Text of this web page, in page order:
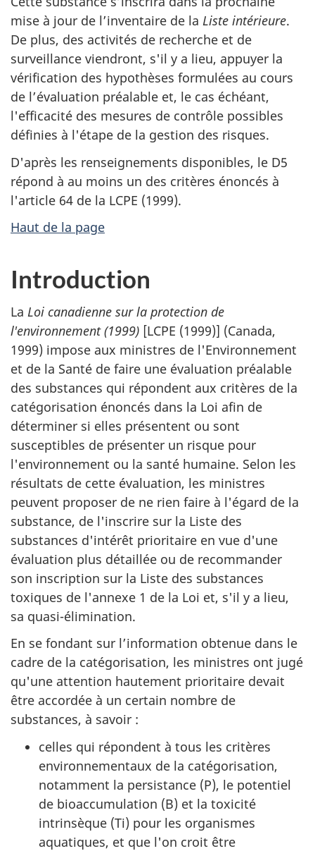
mise à jour de l’inventaire de la Liste intérieure.
De plus, des activités de recherche et de
surveillance viendront, s'il y a lieu, appuyer la
vérification des hypothèses formulées au cours
de l’évaluation préalable et, le cas échéant,
l'efficacité des mesures de contrôle possibles
définies à l'étape de la gestion des risques.
D'après les renseignements disponibles, le D5
répond à au moins un des critères énoncés à
l'article 64 de la LCPE (1999).
Haut de la page
Introduction
La Loi canadienne sur la protection de
l'environnement (1999) [LCPE (1999)] (Canada,
1999) impose aux ministres de l'Environnement
et de la Santé de faire une évaluation préalable
des substances qui répondent aux critères de la
catégorisation énoncés dans la Loi afin de
déterminer si elles présentent ou sont
susceptibles de présenter un risque pour
l'environnement ou la santé humaine. Selon les
résultats de cette évaluation, les ministres
peuvent proposer de ne rien faire à l'égard de la
substance, de l'inscrire sur la Liste des
substances d'intérêt prioritaire en vue d'une
évaluation plus détaillée ou de recommander
son inscription sur la Liste des substances
toxiques de l'annexe 1 de la Loi et, s'il y a lieu,
sa quasi-élimination.
En se fondant sur l’information obtenue dans le
cadre de la catégorisation, les ministres ont jugé
qu'une attention hautement prioritaire devait
être accordée à un certain nombre de
substances, à savoir :
celles qui répondent à tous les critères
environnementaux de la catégorisation,
notamment la persistance (P), le potentiel
de bioaccumulation (B) et la toxicité
intrinsèque (Ti) pour les organismes
aquatiques, et que l'on croit être